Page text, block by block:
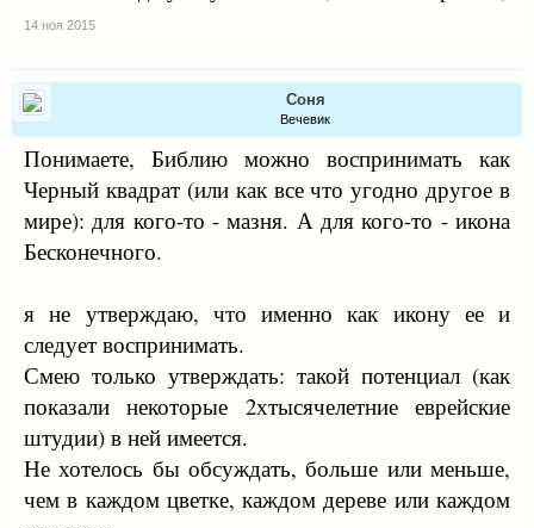
14 ноя 2015
Соня
Вечевик
Понимаете, Библию можно воспринимать как
Черный квадрат (или как все что угодно другое в
мире): для кого-то - мазня. А для кого-то - икона
Бесконечного.
я не утверждаю, что именно как икону ее и
следует воспринимать.
Смею только утверждать: такой потенциал (как
показали некоторые 2хтысячелетние еврейские
штудии) в ней имеется.
Не хотелось бы обсуждать, больше или меньше,
чем в каждом цветке, каждом дереве или каждом